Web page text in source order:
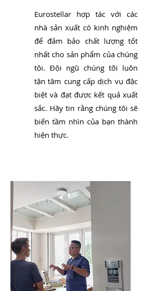
Eurostellar hợp tác với các
nhà sản xuất có kinh nghiệm
để đảm bảo chất lượng tốt
nhất cho sản phẩm của chúng
tôi. Đội ngũ chúng tôi luôn
tận tâm cung cấp dịch vụ đặc
biệt và đạt được kết quả xuất
sắc. Hãy tin rằng chúng tôi sẽ
biến tầm nhìn của bạn thành
hiện thực.